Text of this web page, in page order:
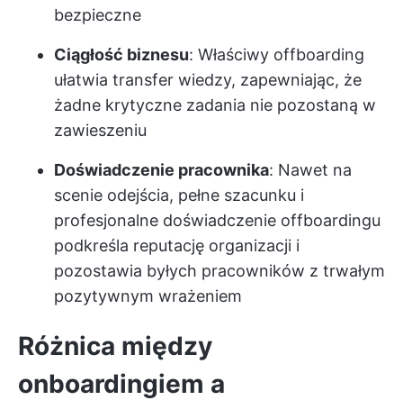
bezpieczne
Ciągłość biznesu: Właściwy offboarding
ułatwia transfer wiedzy, zapewniając, że
żadne krytyczne zadania nie pozostaną w
zawieszeniu
Doświadczenie pracownika: Nawet na
scenie odejścia, pełne szacunku i
profesjonalne doświadczenie offboardingu
podkreśla reputację organizacji i
pozostawia byłych pracowników z trwałym
pozytywnym wrażeniem
Różnica między
onboardingiem a